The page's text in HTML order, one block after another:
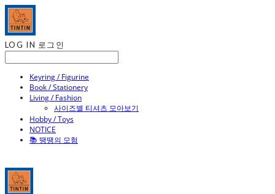
LOG IN 로그인
Keyring / Figurine
Book / Stationery
Living / Fashion
사이즈별 티셔츠 모아보기
Hobby / Toys
NOTICE
📚 땡땡의 모험